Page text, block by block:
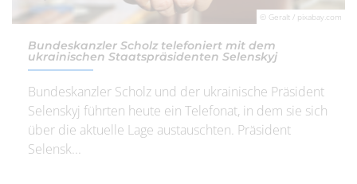
© Geralt / pixabay.com
Bundeskanzler Scholz telefoniert mit dem
ukrainischen Staatspräsidenten Selenskyj
Bundeskanzler Scholz und der ukrainische Präsident
Selenskyj führten heute ein Telefonat, in dem sie sich
über die aktuelle Lage austauschten. Präsident
Selensk...